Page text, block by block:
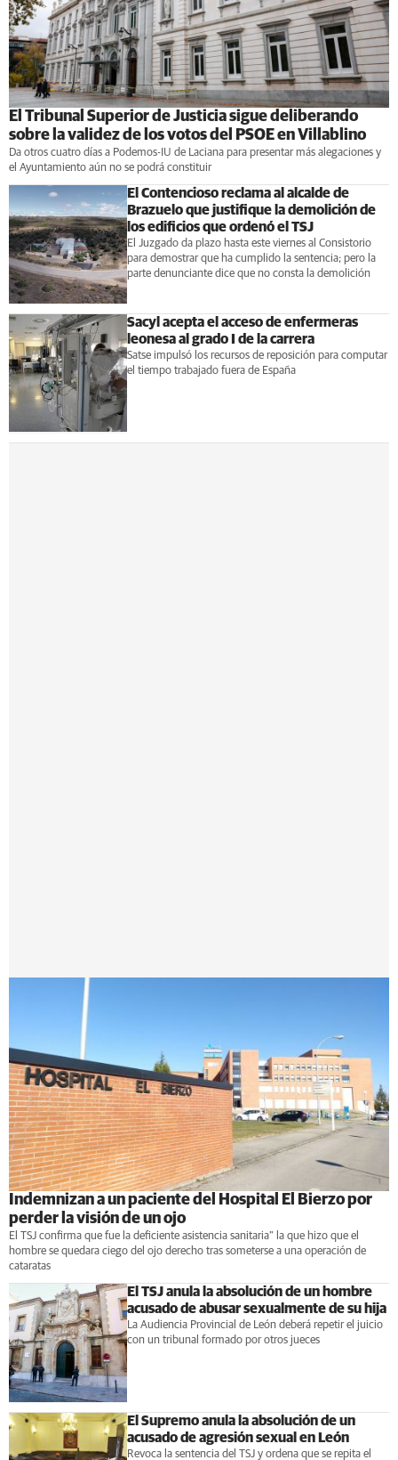
El Tribunal Superior de Justicia sigue deliberando
sobre la validez de los votos del PSOE en Villablino
Da otros cuatro días a Podemos-IU de Laciana para presentar más alegaciones y
el Ayuntamiento aún no se podrá constituir
El Contencioso reclama al alcalde de
Brazuelo que justifique la demolición de
los edificios que ordenó el TSJ
El Juzgado da plazo hasta este viernes al Consistorio
para demostrar que ha cumplido la sentencia; pero la
parte denunciante dice que no consta la demolición
Sacyl acepta el acceso de enfermeras
leonesa al grado I de la carrera
Satse impulsó los recursos de reposición para computar
el tiempo trabajado fuera de España
Indemnizan a un paciente del Hospital El Bierzo por
perder la visión de un ojo
El TSJ confirma que fue la deficiente asistencia sanitaria" la que hizo que el
hombre se quedara ciego del ojo derecho tras someterse a una operación de
cataratas
El TSJ anula la absolución de un hombre
acusado de abusar sexualmente de su hija
La Audiencia Provincial de León deberá repetir el juicio
con un tribunal formado por otros jueces
El Supremo anula la absolución de un
acusado de agresión sexual en León
Revoca la sentencia del TSJ y ordena que se repita el